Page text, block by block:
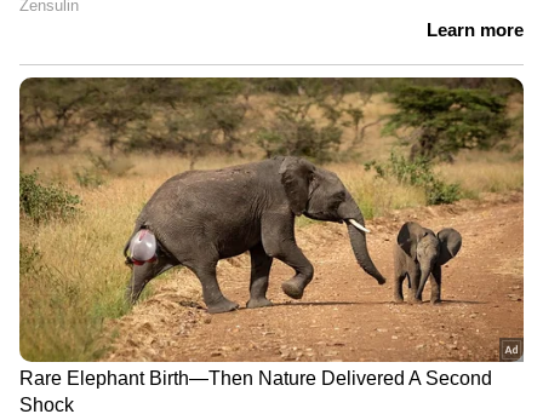
സംബന്ധിച്ച് അതാണ് എറ്റവും നല്ല വഴിയെന്ന്
പറഞ്ഞു. അതേസമയം ഇയാൾക്കെതിരെയുള്ള
76 കേസുകൾ കൂടി അന്വേഷണത്തിലാണെന്നും
പ്രോസിക്യൂഷൻ അറിയിച്ചു.